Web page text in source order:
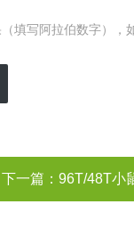
填写阿拉伯数字），
下一篇： 96T/48T小鼠上